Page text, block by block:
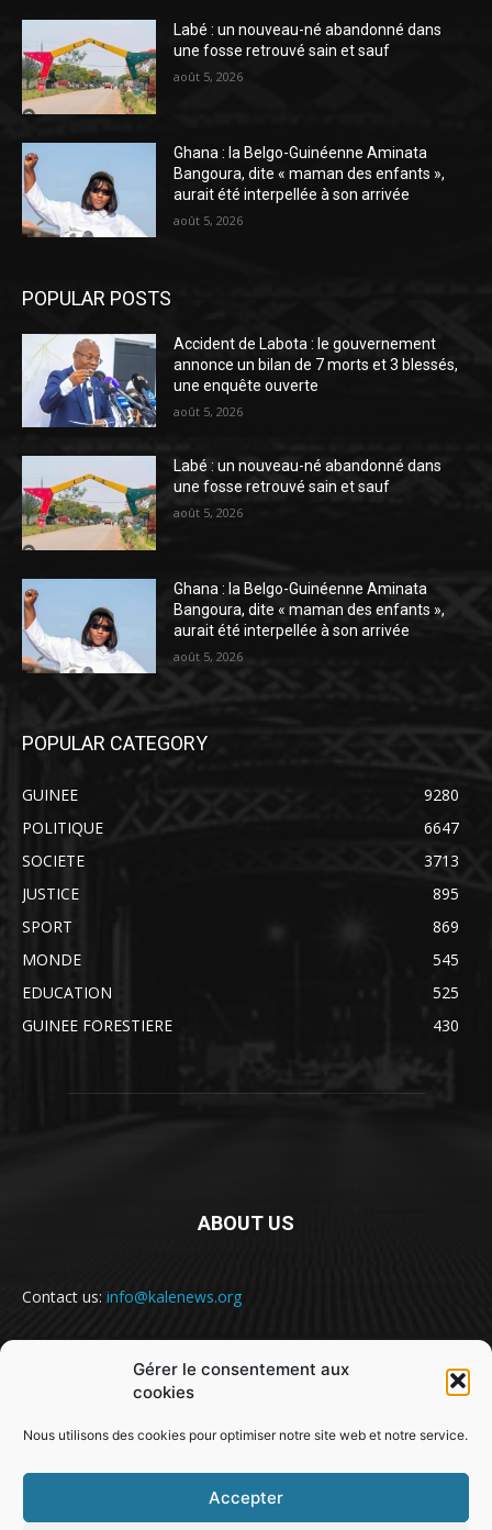
Gérer le consentement aux
cookies
Nous utilisons des cookies pour optimiser notre site web et notre service.
Accepter
Labé : un nouveau-né abandonné dans
une fosse retrouvé sain et sauf
août 5, 2026
Ghana : la Belgo-Guinéenne Aminata
Bangoura, dite « maman des enfants »,
aurait été interpellée à son arrivée
août 5, 2026
POPULAR POSTS
Accident de Labota : le gouvernement
annonce un bilan de 7 morts et 3 blessés,
une enquête ouverte
août 5, 2026
Labé : un nouveau-né abandonné dans
une fosse retrouvé sain et sauf
août 5, 2026
Ghana : la Belgo-Guinéenne Aminata
Bangoura, dite « maman des enfants »,
aurait été interpellée à son arrivée
août 5, 2026
POPULAR CATEGORY
GUINEE
9280
POLITIQUE
6647
SOCIETE
3713
JUSTICE
895
SPORT
869
MONDE
545
EDUCATION
525
GUINEE FORESTIERE
430
ABOUT US
Contact us: info@kalenews.org
FOLLOW US